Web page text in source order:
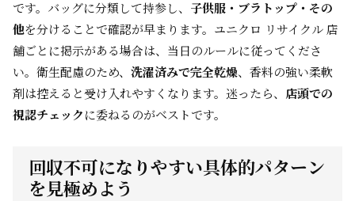
です。バッグに分類して持参し、 子供服・ブラトップ・その
他を分けることで確認が早まります。ユニクロ リサイクル 店
舗ごとに掲示がある場合は、当日のルールに従ってくださ
い。衛生配慮のため、 洗濯済みで完全乾燥、香料の強い柔軟
剤は控えると受け入れやすくなります。迷ったら、 店頭での
視認チェックに委ねるのがベストです。
回収不可になりやすい具体的パターン
を見極めよう